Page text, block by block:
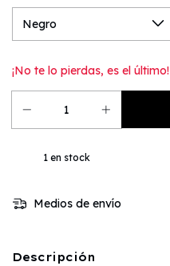
¡No te lo pierdas, es el último!
1 en stock
Medios de envío
Descripción